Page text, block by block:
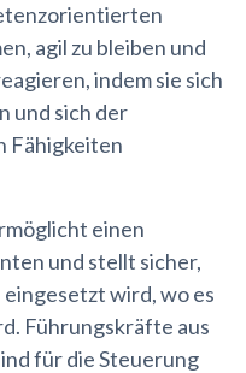
agil zu bleiben und
indem sie sich
und sich der
Fähigkeiten
einen
und stellt sicher,
wird, wo es
Führungskräfte aus
für die Steuerung